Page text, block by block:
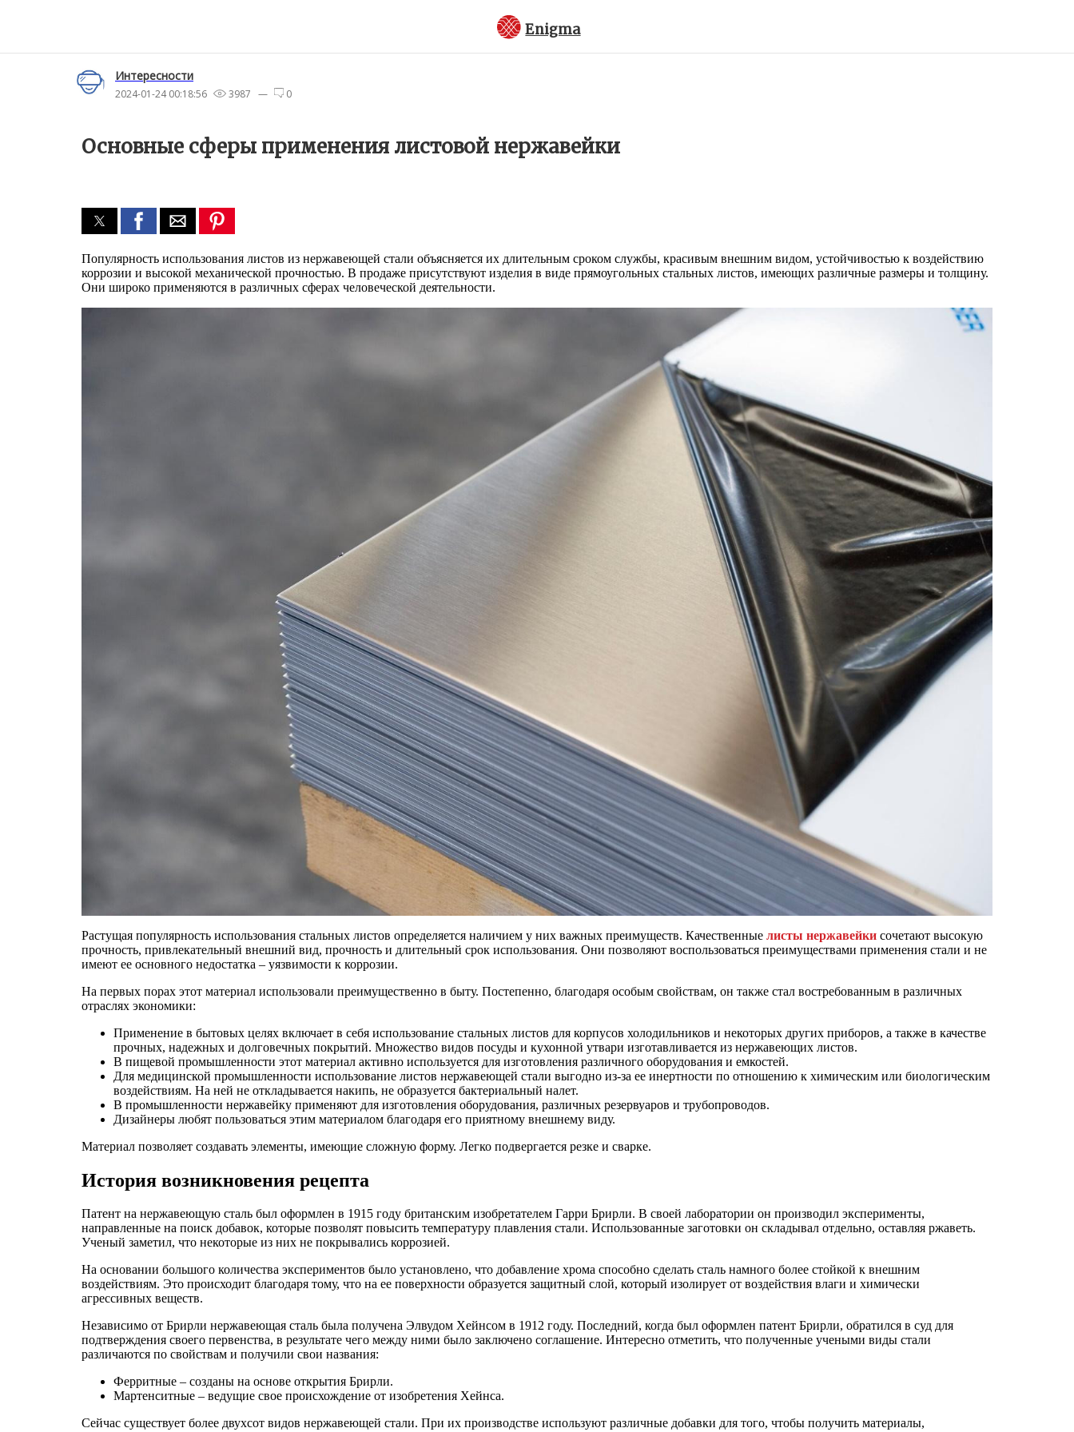
Enigma
Интересности
2024-01-24 00:18:56 3987 — 0
Основные сферы применения листовой нержавейки
Популярность использования листов из нержавеющей стали объясняется их длительным сроком службы, красивым внешним видом, устойчивостью к воздействию
коррозии и высокой механической прочностью. В продаже присутствуют изделия в виде прямоугольных стальных листов, имеющих различные размеры и толщину.
Они широко применяются в различных сферах человеческой деятельности.
Растущая популярность использования стальных листов определяется наличием у них важных преимуществ. Качественные листы нержавейки сочетают высокую
прочность, привлекательный внешний вид, прочность и длительный срок использования. Они позволяют воспользоваться преимуществами применения стали и не
имеют ее основного недостатка – уязвимости к коррозии.
На первых порах этот материал использовали преимущественно в быту. Постепенно, благодаря особым свойствам, он также стал востребованным в различных
отраслях экономики:
Применение в бытовых целях включает в себя использование стальных листов для корпусов холодильников и некоторых других приборов, а также в качестве
прочных, надежных и долговечных покрытий. Множество видов посуды и кухонной утвари изготавливается из нержавеющих листов.
В пищевой промышленности этот материал активно используется для изготовления различного оборудования и емкостей.
Для медицинской промышленности использование листов нержавеющей стали выгодно из-за ее инертности по отношению к химическим или биологическим
воздействиям. На ней не откладывается накипь, не образуется бактериальный налет.
В промышленности нержавейку применяют для изготовления оборудования, различных резервуаров и трубопроводов.
Дизайнеры любят пользоваться этим материалом благодаря его приятному внешнему виду.
Материал позволяет создавать элементы, имеющие сложную форму. Легко подвергается резке и сварке.
История возникновения рецепта
Патент на нержавеющую сталь был оформлен в 1915 году британским изобретателем Гарри Брирли. В своей лаборатории он производил эксперименты,
направленные на поиск добавок, которые позволят повысить температуру плавления стали. Использованные заготовки он складывал отдельно, оставляя ржаветь.
Ученый заметил, что некоторые из них не покрывались коррозией.
На основании большого количества экспериментов было установлено, что добавление хрома способно сделать сталь намного более стойкой к внешним
воздействиям. Это происходит благодаря тому, что на ее поверхности образуется защитный слой, который изолирует от воздействия влаги и химически
агрессивных веществ.
Независимо от Брирли нержавеющая сталь была получена Элвудом Хейнсом в 1912 году. Последний, когда был оформлен патент Брирли, обратился в суд для
подтверждения своего первенства, в результате чего между ними было заключено соглашение. Интересно отметить, что полученные учеными виды стали
различаются по свойствам и получили свои названия:
Ферритные – созданы на основе открытия Брирли.
Мартенситные – ведущие свое происхождение от изобретения Хейнса.
Сейчас существует более двухсот видов нержавеющей стали. При их производстве используют различные добавки для того, чтобы получить материалы,